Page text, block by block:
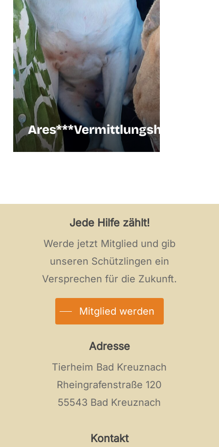
Ares***Vermittlungshilfe
Jede Hilfe zählt!
Werde jetzt Mitglied und gib
unseren Schützlingen ein
Versprechen für die Zukunft.
Mitglied werden
Adresse
Tierheim Bad Kreuznach
Rheingrafenstraße 120
55543 Bad Kreuznach
Kontakt